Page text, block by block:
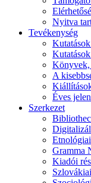
Nyitva
Tevékenység
Könyvek,
A
Éves
Szerkezet
Gramma
Kiadói